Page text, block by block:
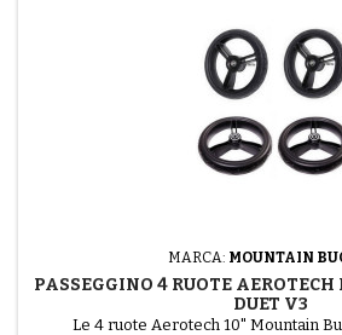
MARCA: MOUNTAIN
PASSEGGINO 4 RUOTE
DUET V3
Le 4 ruote Aerotech 10" Mountain